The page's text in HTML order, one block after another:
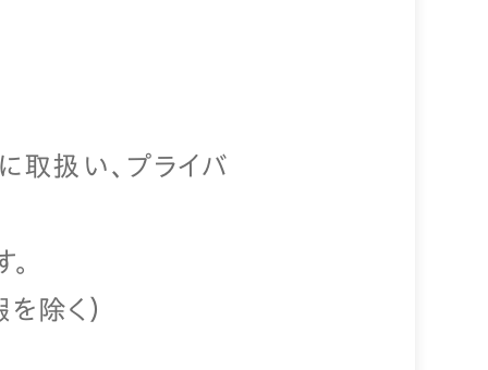
扱い、プライバ
除く）